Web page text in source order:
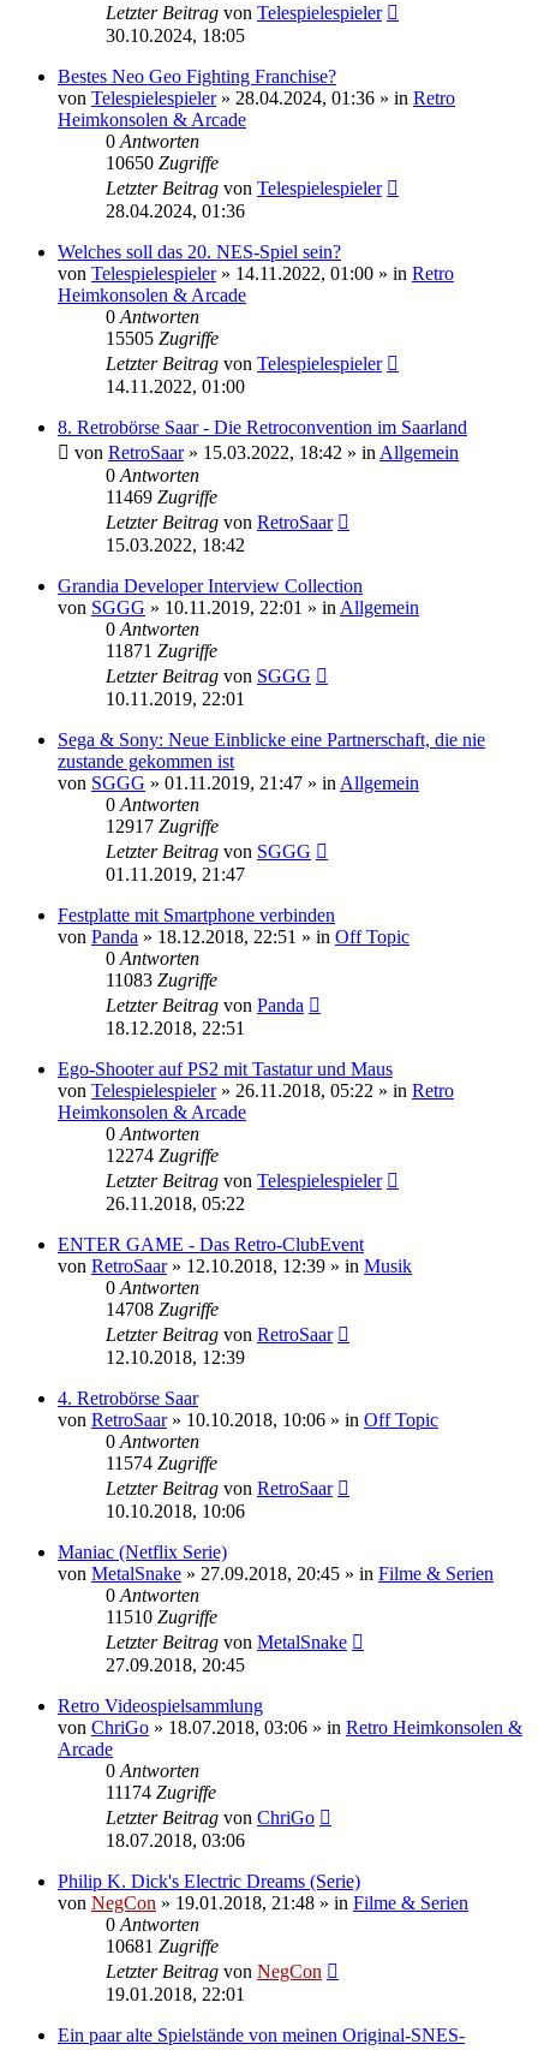
Letzter Beitrag von Telespielespieler
30.10.2024, 18:05
Bestes Neo Geo Fighting Franchise?
von Telespielespieler» 28.04.2024, 01:36 » in Retro
Heimkonsolen & Arcade
0Antworten
10650 Zugriffe
Letzter Beitrag von Telespielespieler
28.04.2024, 01:36
Welches soll das 20. NES-Spiel sein?
von Telespielespieler» 14.11.2022, 01:00 » in Retro
Heimkonsolen & Arcade
0Antworten
15505 Zugriffe
Letzter Beitrag von Telespielespieler
14.11.2022, 01:00
8. Retrobörse Saar - Die Retroconvention im Saarland
von RetroSaar» 15.03.2022, 18:42 » inAllgemein
0Antworten
11469 Zugriffe
Letzter Beitrag von RetroSaar
15.03.2022, 18:42
Grandia Developer Interview Collection
von SGGG » 10.11.2019, 22:01 » inAllgemein
0Antworten
11871 Zugriffe
Letzter Beitrag von SGGG
10.11.2019, 22:01
Sega & Sony: Neue Einblicke eine Partnerschaft, die nie
zustande gekommen ist
von SGGG » 01.11.2019, 21:47 » inAllgemein
0Antworten
12917 Zugriffe
Letzter Beitrag von SGGG
01.11.2019, 21:47
Festplatte mit Smartphone verbinden
von Panda » 18.12.2018, 22:51 » in Off Topic
0Antworten
11083 Zugriffe
Letzter Beitrag von Panda
18.12.2018, 22:51
Ego-Shooter auf PS2 mit Tastatur und Maus
von Telespielespieler» 26.11.2018, 05:22 » in Retro
Heimkonsolen & Arcade
0Antworten
12274 Zugriffe
Letzter Beitrag von Telespielespieler
26.11.2018, 05:22
ENTER GAME - Das Retro-ClubEvent
von RetroSaar» 12.10.2018, 12:39 » in Musik
0Antworten
14708 Zugriffe
Letzter Beitrag von RetroSaar
12.10.2018, 12:39
4. Retrobörse Saar
von RetroSaar» 10.10.2018, 10:06 » in Off Topic
0Antworten
11574 Zugriffe
Letzter Beitrag von RetroSaar
10.10.2018, 10:06
Maniac (Netflix Serie)
von MetalSnake » 27.09.2018, 20:45 » in Filme & Serien
0Antworten
11510 Zugriffe
Letzter Beitrag von MetalSnake
27.09.2018, 20:45
Retro Videospielsammlung
von ChriGo » 18.07.2018, 03:06 » in Retro Heimkonsolen &
Arcade
0Antworten
11174 Zugriffe
Letzter Beitrag von ChriGo
18.07.2018, 03:06
Philip K. Dick's Electric Dreams (Serie)
von NegCon » 19.01.2018, 21:48 » in Filme & Serien
0Antworten
10681 Zugriffe
Letzter Beitrag von NegCon
19.01.2018, 22:01
Ein paar alte Spielstände von meinen Original-SNES-